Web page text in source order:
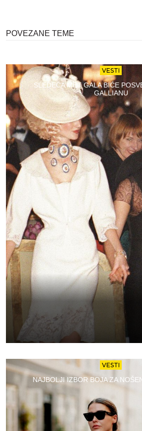
POVEZANE TEME
VESTI
SLEDEĆA MET GALA BIĆE
GALLIANU
VESTI
NAJBOLJI IZBOR BOJA ZA